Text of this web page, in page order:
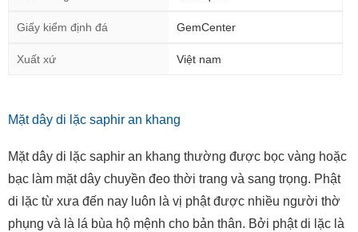
Giấy kiểm định đá GemCenter
Xuất xứ Việt nam
Mặt dây di lặc saphir an khang
Mặt dây di lặc saphir an khang thường được bọc vàng hoặc
bạc làm mặt dây chuyền đeo thời trang và sang trọng. Phật
di lặc từ xưa đến nay luôn là vị phật được nhiều người thờ
phụng và là lá bùa hộ mệnh cho bản thân. Bởi phật di lặc là